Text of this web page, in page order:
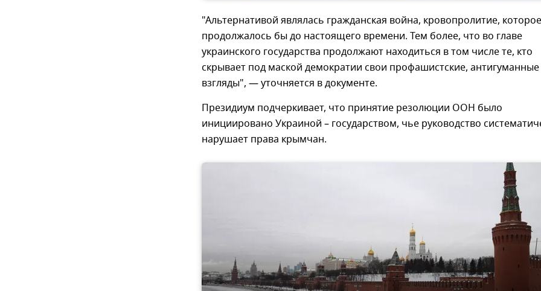
"Альтернативой являлась гражданская война, кровопролитие, которое
продолжалось бы до настоящего времени. Тем более, что во главе
украинского государства продолжают находиться в том числе те, кто
скрывает под маской демократии свои профашистские, антигуманные
взгляды", — уточняется в документе.
Президиум подчеркивает, что принятие резолюции ООН было
инициировано Украиной – государством, чье руководство
нарушает права крымчан.